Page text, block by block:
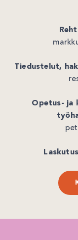
Tiedustelut,
Opetus- ja
Laskutus